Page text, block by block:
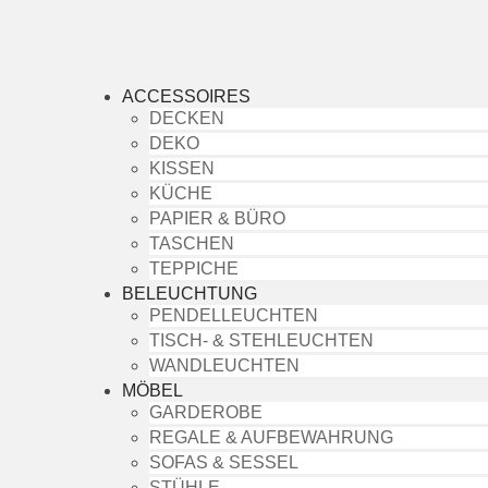
ACCESSOIRES
DECKEN
DEKO
KISSEN
KÜCHE
PAPIER & BÜRO
TASCHEN
TEPPICHE
BELEUCHTUNG
PENDELLEUCHTEN
TISCH- & STEHLEUCHTEN
WANDLEUCHTEN
MÖBEL
GARDEROBE
REGALE & AUFBEWAHRUNG
SOFAS & SESSEL